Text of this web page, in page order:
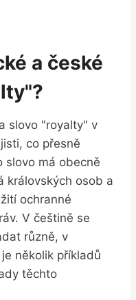
a české
slovo "royalty" v
co přesně
slovo má obecně
královských osob a
ochranné
V češtině se
různě, v
několik příkladů
těchto